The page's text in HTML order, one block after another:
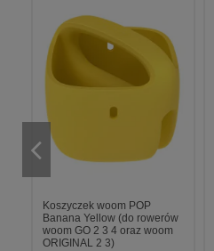
Koszyczek woom POP
Banana Yellow (do rowerów
woom GO 2 3 4 oraz woom
ORIGINAL 2 3)